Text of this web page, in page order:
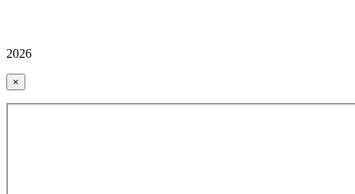
2026
×